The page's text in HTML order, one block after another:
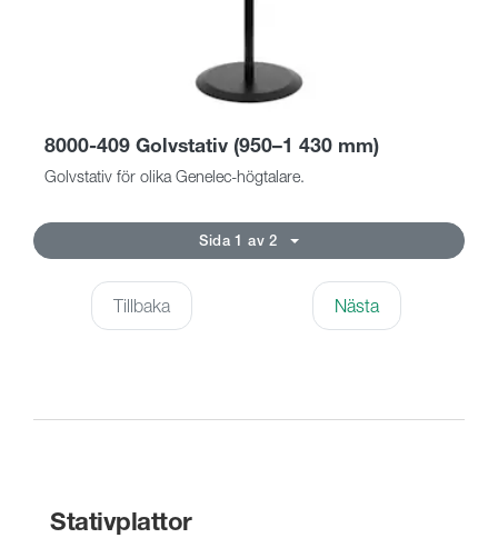
8000-409 Golvstativ (950–1 430 mm)
Golvstativ för olika Genelec-högtalare.
Sida 1 av 2
Tillbaka Nästa
Stativplattor